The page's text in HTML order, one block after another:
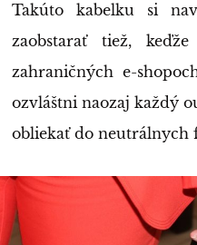
Takúto kabelku si
zaobstarať tiež,
zahraničných e-
ozvláštni naozaj každý
obliekať do neutrálnych